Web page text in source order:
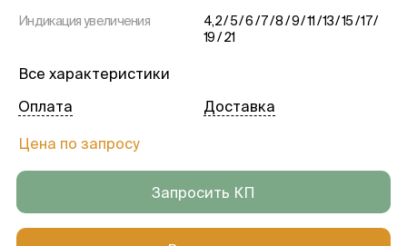
Индикация увеличения
4,2 / 5 / 6 / 7 / 8 / 9 / 11 / 13 / 15 / 17 /
19 / 21
Общее увеличение
Угол поворота 1-ой руки
300°
Угол поворота 2-ой руки
Расстояние фокусировки
Электропитание и мощность
Все характеристики
Цена по запросу
Оплата Доставка
Запросить КП